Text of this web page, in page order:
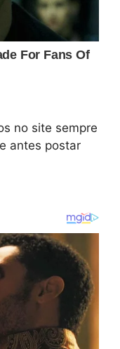
no site sempre
antes postar